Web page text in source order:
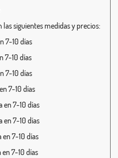
siguientes medidas y precios:
7-10 días
7-10 días
7-10 días
7-10 días
en 7-10 días
en 7-10 días
7-10 días
7-10 días